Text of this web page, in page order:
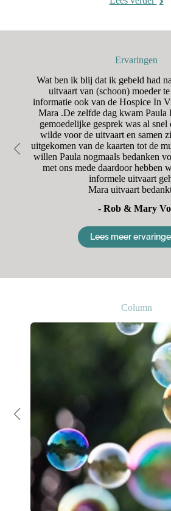
Ervaringen
Wat ben ik blij dat ik gebeld had
uitvaart van (schoon) moeder
informatie ook van de Hospice In
Mara .De zelfde dag kwam Paula
gemoedelijke gesprek was al
wilde voor de uitvaart en samen
uitgekomen van de kaarten tot de
willen Paula nogmaals bedanken
met ons mede daardoor hebben
informele uitvaart
Mara uitvaart
- Rob & Mary
Lees meer
Column